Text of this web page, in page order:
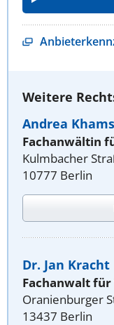
Weitere
Andrea
Fachanwältin
Kulmbacher
10777 Berlin
Dr. Jan Kracht
Fachanwalt
Oranienburger
13437 Berlin